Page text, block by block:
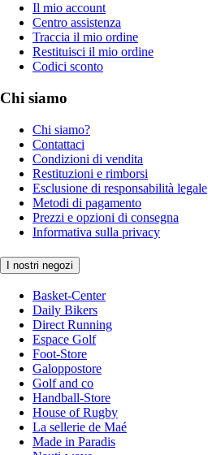
Il mio account
Centro assistenza
Traccia il mio ordine
Restituisci il mio ordine
Codici sconto
Chi siamo
Chi siamo?
Contattaci
Condizioni di vendita
Restituzioni e rimborsi
Esclusione di responsabilità legale
Metodi di pagamento
Prezzi e opzioni di consegna
Informativa sulla privacy
I nostri negozi
Basket-Center
Daily Bikers
Direct Running
Espace Golf
Foot-Store
Galoppostore
Golf and co
Handball-Store
House of Rugby
La sellerie de Maé
Made in Paradis